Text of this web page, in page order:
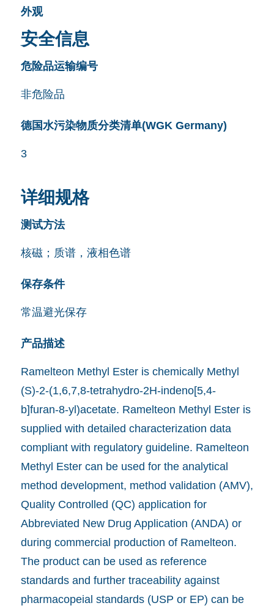
外观
安全信息
危险品运输编号
非危险品
德国水污染物质分类清单(WGK Germany)
3
详细规格
测试方法
核磁；质谱，液相色谱
保存条件
常温避光保存
产品描述
Ramelteon Methyl Ester is chemically Methyl
(S)-2-(1,6,7,8-tetrahydro-2H-indeno[5,4-
b]furan-8-yl)acetate. Ramelteon Methyl Ester is
supplied with detailed characterization data
compliant with regulatory guideline. Ramelteon
Methyl Ester can be used for the analytical
method development, method validation (AMV),
Quality Controlled (QC) application for
Abbreviated New Drug Application (ANDA) or
during commercial production of Ramelteon.
The product can be used as reference
standards and further traceability against
pharmacopeial standards (USP or EP) can be